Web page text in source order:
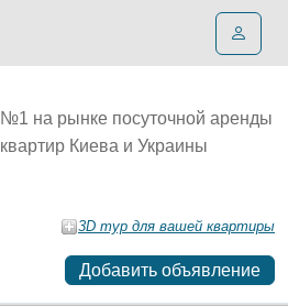
№1 на рынке посуточной аренды
квартир Киева и Украины
3D тур для вашей квартиры
Добавить объявление